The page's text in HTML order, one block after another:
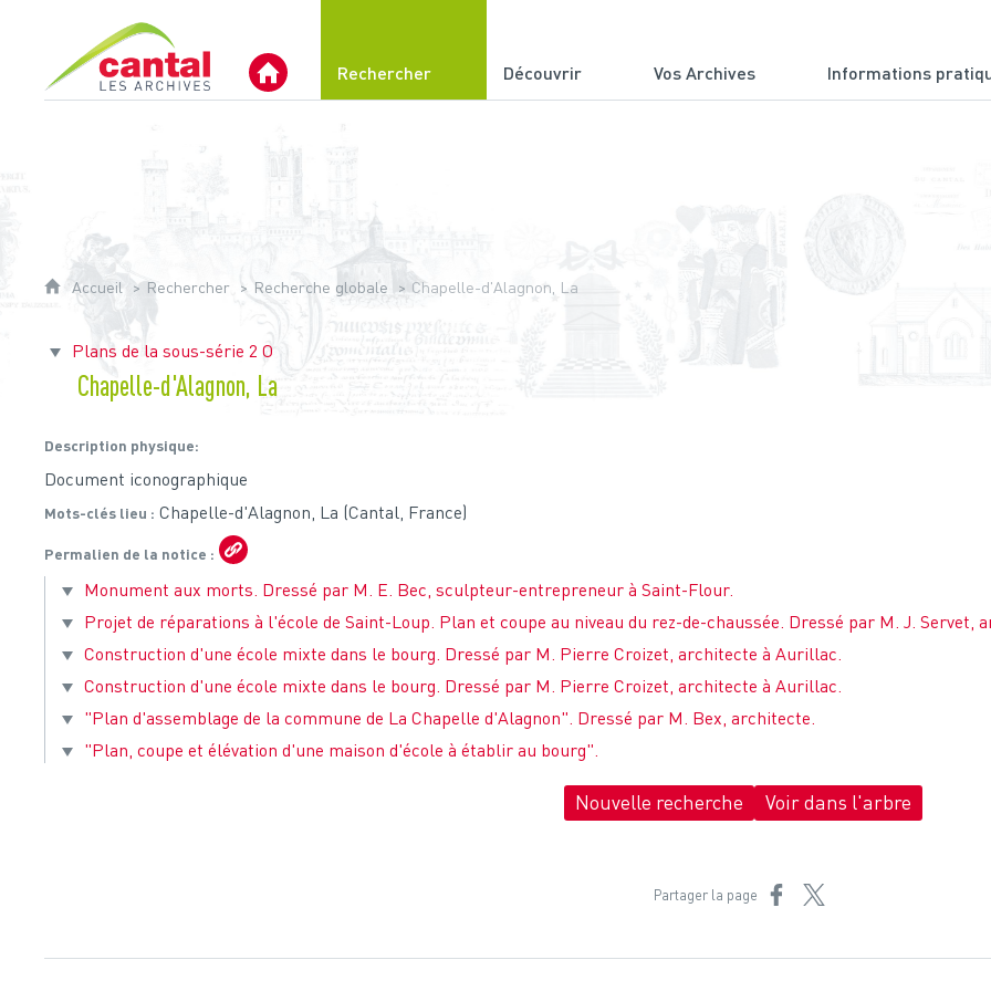
Archives Départementales du Cantal
Rechercher Découvrir Vos Archives Informations
Accueil Rechercher Recherche globale Chapelle-d'Alagnon, La
Plans de la sous-série 2 O
Chapelle-d'Alagnon, La
Description physique
Document iconographique
Mots-clés lieu Chapelle-d'Alagnon, La (Cantal, France)
Permalien de la notice
Monument aux morts. Dressé par M. E. Bec, sculpteur-entrepreneur à Saint-Flour.
Projet de réparations à l'école de Saint-Loup. Plan et coupe au niveau du rez-de-chaussée. Dressé par M. J. Servet,
Construction d'une école mixte dans le bourg. Dressé par M. Pierre Croizet, architecte à Aurillac.
Construction d'une école mixte dans le bourg. Dressé par M. Pierre Croizet, architecte à Aurillac.
"Plan d'assemblage de la commune de La Chapelle d'Alagnon". Dressé par M. Bex, architecte.
"Plan, coupe et élévation d'une maison d'école à établir au bourg".
Nouvelle recherche Voir dans l'arbre
Partager la page Partager sur Facebook
Partager sur X